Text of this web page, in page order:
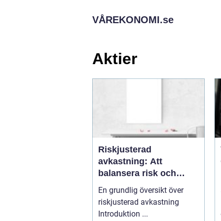
VÅREKONOMI.se
Aktier
Riskjusterad
avkastning: Att
balansera risk och
avkastning för
privatpersoner
En grundlig översikt över
riskjusterad avkastning
Introduktion ...